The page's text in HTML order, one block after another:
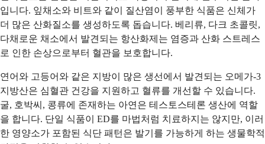
입니다. 잎채소와 비트와 같이 질산염이 풍부한 식품은 신체가
더 많은 산화질소를 생성하도록 돕습니다. 베리류, 다크 초콜릿,
다채로운 채소에서 발견되는 항산화제는 염증과 산화 스트레스
로 인한 손상으로부터 혈관을 보호합니다.
연어와 고등어와 같은 지방이 많은 생선에서 발견되는 오메가-3
지방산은 심혈관 건강을 지원하고 혈류를 개선할 수 있습니다.
굴, 호박씨, 콩류에 존재하는 아연은 테스토스테론 생산에 역할
을 합니다. 단일 식품이 ED를 마법처럼 치료하지는 않지만, 이러
한 영양소가 포함된 식단 패턴은 발기를 가능하게 하는 생물학적